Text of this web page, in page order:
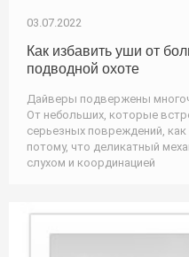
03.07.2022
Как избавить уши от
подводной охоте
Дайверы подвержены
От небольших, которые
серьезных повреждений,
потому, что деликатный
слухом и координацией